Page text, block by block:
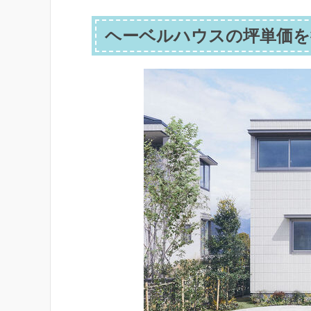
ヘーベルハウスの坪単価